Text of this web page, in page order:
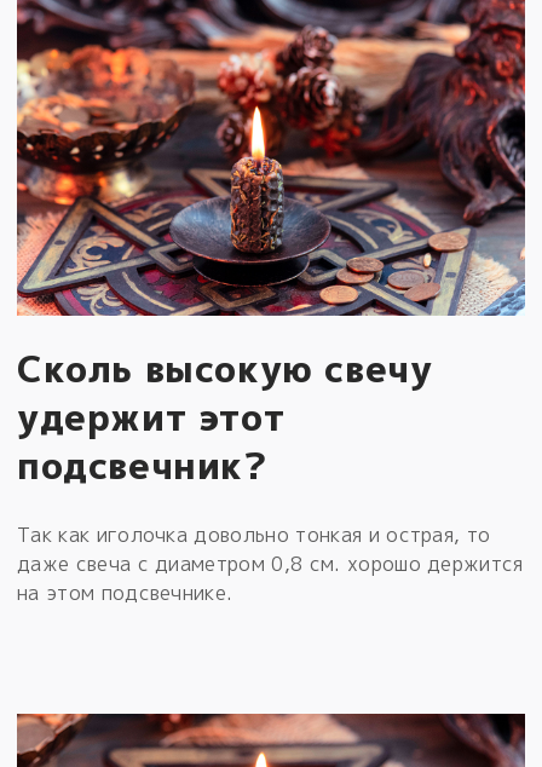
Сколь высокую свечу
удержит этот
подсвечник?
Так как иголочка довольно тонкая и острая, то
даже свеча с диаметром 0,8 см. хорошо держится
на этом подсвечнике.